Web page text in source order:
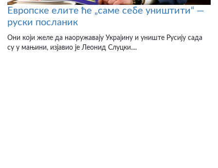
Европске елите ће „саме себе уништити“ —
руски посланик
Они који желе да наоружавају Украјину и униште Русију сада
су у мањини, изјавио је Леонид Слуцки....